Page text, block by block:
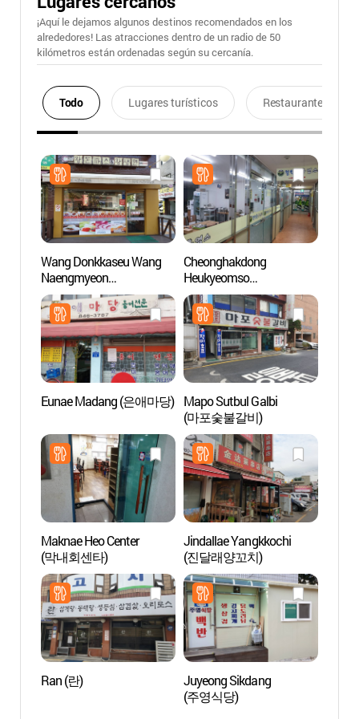
¡Aquí le dejamos algunos destinos recomendados en los
alrededores! Las atracciones dentro de un radio de 50
kilómetros están ordenadas según su cercanía.
Todo Lugares turísticos Restaurantes
Wang Donkkaseu Wang
Naengmyeon
(왕돈까스왕냉면)
Cheonghakdong
Heukyeomso
(청학동흑염소)
Eunae Madang (은애마당)
Mapo Sutbul Galbi
(마포숯불갈비)
Maknae Heo Center
(막내회센타)
Jindallae Yangkkochi
(진달래양꼬치)
Ran (란)
Juyeong Sikdang
(주영식당)